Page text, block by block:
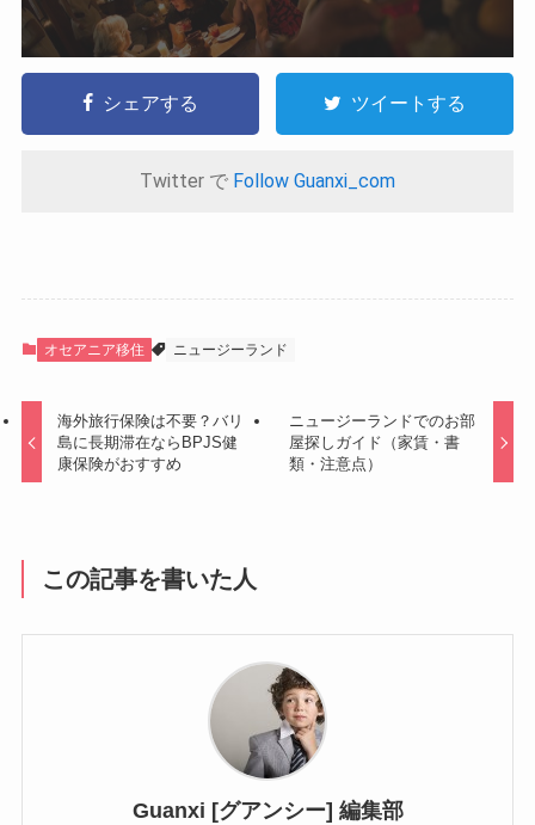
シェアする ツイートする
Twitter で Follow Guanxi_com
オセアニア移住 ニュージーランド
海外旅行保険は不要？バリ
島に長期滞在ならBPJS健
康保険がおすすめ
ニュージーランドでのお部
屋探しガイド（家賃・書
類・注意点）
この記事を書いた人
Guanxi [グアンシー] 編集部